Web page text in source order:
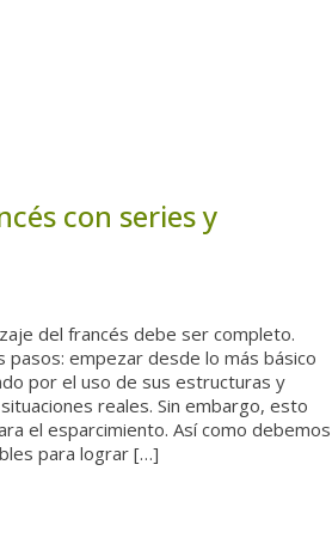
con series y
del francés debe ser completo.
pasos: empezar desde lo más básico
por el uso de sus estructuras y
reales. Sin embargo, esto
el esparcimiento. Así como debemos
para lograr […]